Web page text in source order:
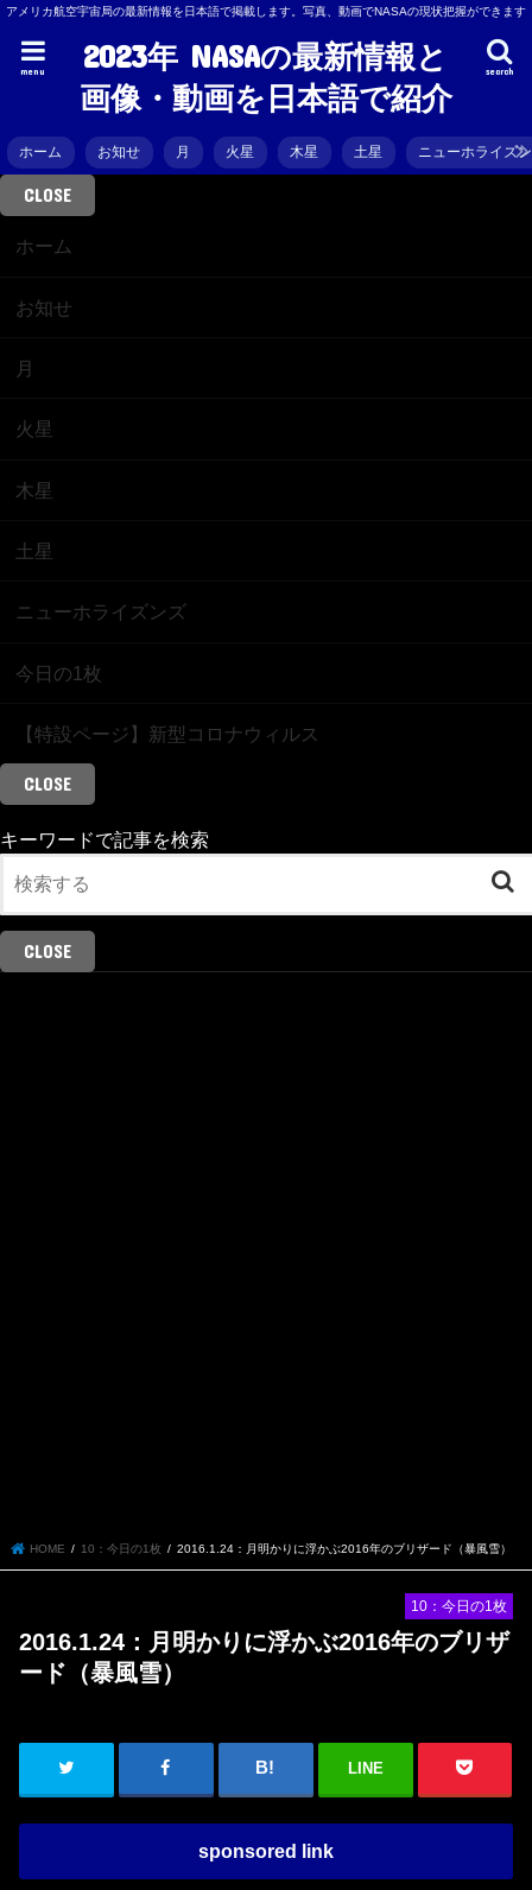
アメリカ航空宇宙局の最新情報を日本語で掲載します。写真、動画でNASAの現状把握ができます
2023年 NASAの最新情報と
画像・動画を日本語で紹介
search
menu
ホーム お知せ 月 火星 木星 土星 ニューホライズ
CLOSE
ホーム
お知せ
月
火星
木星
土星
ニューホライズンズ
今日の1枚
【特設ページ】新型コロナウィルス
CLOSE
キーワードで記事を検索
CLOSE
HOME 10：今日の1枚 2016.1.24：月明かりに浮かぶ2016年のブリザード（暴風雪）
10：今日の1枚
2016.1.24：月明かりに浮かぶ2016年のブリザ
ード（暴風雪）
LINE
sponsored link